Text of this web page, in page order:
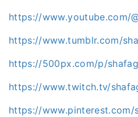
https://www.youtube.com/
https://www.tumblr.com/
https://500px.com/p/
https://www.twitch.tv/
https://www.pinterest.com/